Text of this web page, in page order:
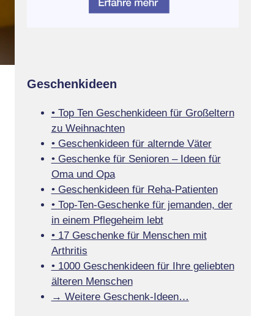
Geschenkideen
• Top Ten Geschenkideen für Großeltern
zu Weihnachten
• Geschenkideen für alternde Väter
• Geschenke für Senioren – Ideen für
Oma und Opa
• Geschenkideen für Reha-Patienten
• Top-Ten-Geschenke für jemanden, der
in einem Pflegeheim lebt
• 17 Geschenke für Menschen mit
Arthritis
• 1000 Geschenkideen für Ihre geliebten
älteren Menschen
→ Weitere Geschenk-Ideen…